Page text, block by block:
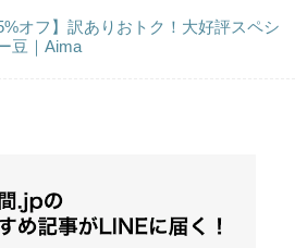
オフ】訳ありおトク！大好評スペシ
豆｜Aima